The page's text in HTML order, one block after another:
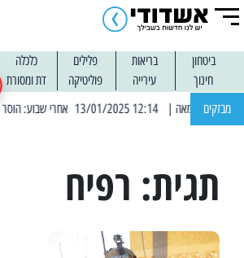
ביטחון בריאות פלילים
כלכלה
חינוך
עירייה פוליטיקה דת ומסורת
מבזקים | 12:14 13/01/2025 אחרי שבוע: הוסר איסור הרחצה בחופי אשדוד
תגית: רפיח